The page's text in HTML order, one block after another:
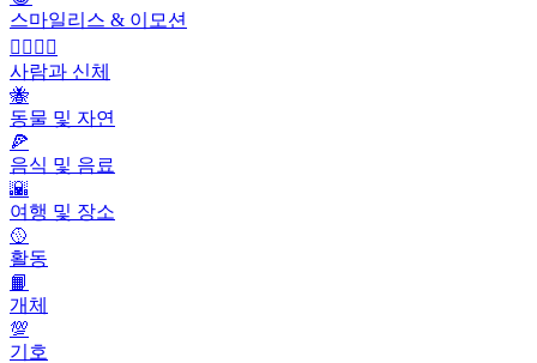
스마일리스 & 이모션
👩‍❤️‍💋‍👨
사람과 신체
🐝
동물 및 자연
🍕
음식 및 음료
🌇
여행 및 장소
🥎
활동
📙
개체
💯
기호